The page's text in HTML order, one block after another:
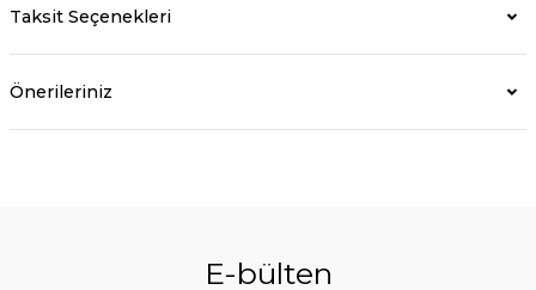
Taksit Seçenekleri
Önerileriniz
E-bülten